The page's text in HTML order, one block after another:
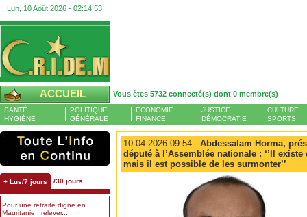
Lun, 10 Août 2026 - 02:14:54
ACCUEIL Vous êtes 5732 connecté(s) dont 0 membre(s)
SANTÉ
HYGIÈNE
POLITIQUE
GÉNÉRALE
ECONOMIE
FINANCE
JUSTICE
DÉMOCRATIE
CULTURE
SPORTS
+ Lus/7 jours /30 jours
Pour une retraite digne en
Mauritanie : relever...
10-04-2026 09:54 - Abdessalam Horma,
député à l’Assemblée nationale : ‘’Il
mais il est possible de les surmonter’’